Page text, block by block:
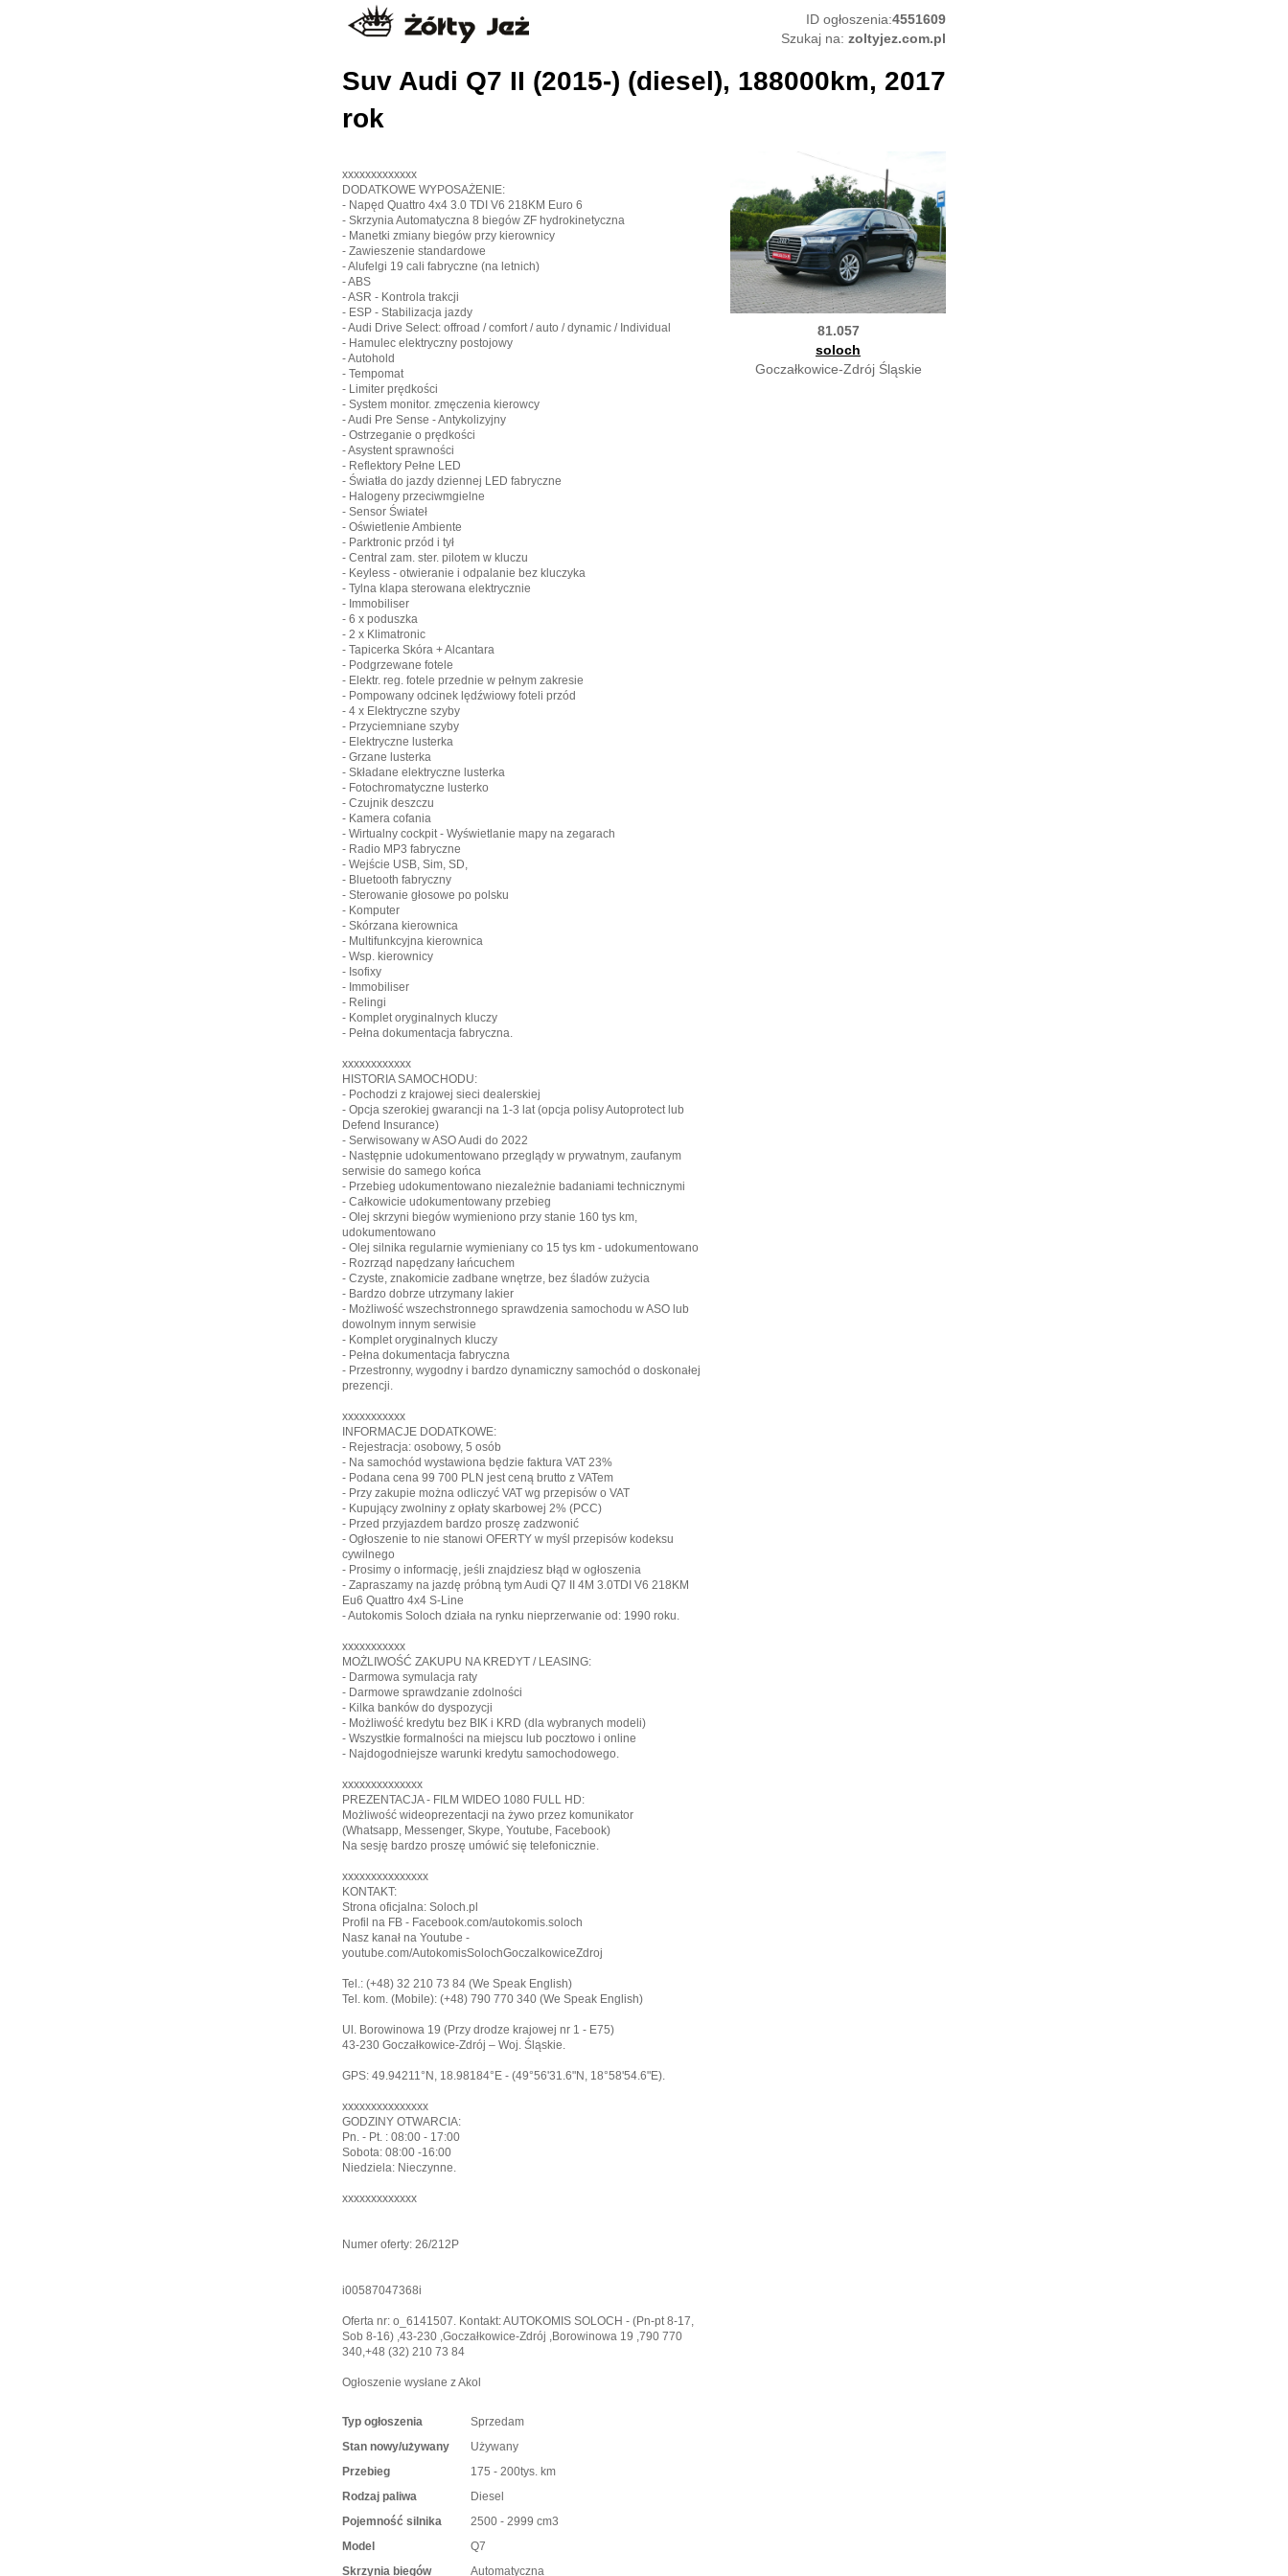
ID ogłoszenia:4551609
Szukaj na: zoltyjez.com.pl
Suv Audi Q7 II (2015-) (diesel), 188000km, 2017
rok
81.057
soloch
Goczałkowice-Zdrój Śląskie
xxxxxxxxxxxxx
DODATKOWE WYPOSAŻENIE:
- Napęd Quattro 4x4 3.0 TDI V6 218KM Euro 6
- Skrzynia Automatyczna 8 biegów ZF hydrokinetyczna
- Manetki zmiany biegów przy kierownicy
- Zawieszenie standardowe
- Alufelgi 19 cali fabryczne (na letnich)
- ABS
- ASR - Kontrola trakcji
- ESP - Stabilizacja jazdy
- Audi Drive Select: offroad / comfort / auto / dynamic / Individual
- Hamulec elektryczny postojowy
- Autohold
- Tempomat
- Limiter prędkości
- System monitor. zmęczenia kierowcy
- Audi Pre Sense - Antykolizyjny
- Ostrzeganie o prędkości
- Asystent sprawności
- Reflektory Pełne LED
- Światła do jazdy dziennej LED fabryczne
- Halogeny przeciwmgielne
- Sensor Świateł
- Oświetlenie Ambiente
- Parktronic przód i tył
- Central zam. ster. pilotem w kluczu
- Keyless - otwieranie i odpalanie bez kluczyka
- Tylna klapa sterowana elektrycznie
- Immobiliser
- 6 x poduszka
- 2 x Klimatronic
- Tapicerka Skóra + Alcantara
- Podgrzewane fotele
- Elektr. reg. fotele przednie w pełnym zakresie
- Pompowany odcinek lędźwiowy foteli przód
- 4 x Elektryczne szyby
- Przyciemniane szyby
- Elektryczne lusterka
- Grzane lusterka
- Składane elektryczne lusterka
- Fotochromatyczne lusterko
- Czujnik deszczu
- Kamera cofania
- Wirtualny cockpit - Wyświetlanie mapy na zegarach
- Radio MP3 fabryczne
- Wejście USB, Sim, SD,
- Bluetooth fabryczny
- Sterowanie głosowe po polsku
- Komputer
- Skórzana kierownica
- Multifunkcyjna kierownica
- Wsp. kierownicy
- Isofixy
- Immobiliser
- Relingi
- Komplet oryginalnych kluczy
- Pełna dokumentacja fabryczna.
xxxxxxxxxxxx
HISTORIA SAMOCHODU:
- Pochodzi z krajowej sieci dealerskiej
- Opcja szerokiej gwarancji na 1-3 lat (opcja polisy Autoprotect lub
Defend Insurance)
- Serwisowany w ASO Audi do 2022
- Następnie udokumentowano przeglądy w prywatnym, zaufanym
serwisie do samego końca
- Przebieg udokumentowano niezależnie badaniami technicznymi
- Całkowicie udokumentowany przebieg
- Olej skrzyni biegów wymieniono przy stanie 160 tys km,
udokumentowano
- Olej silnika regularnie wymieniany co 15 tys km - udokumentowano
- Rozrząd napędzany łańcuchem
- Czyste, znakomicie zadbane wnętrze, bez śladów zużycia
- Bardzo dobrze utrzymany lakier
- Możliwość wszechstronnego sprawdzenia samochodu w ASO lub
dowolnym innym serwisie
- Komplet oryginalnych kluczy
- Pełna dokumentacja fabryczna
- Przestronny, wygodny i bardzo dynamiczny samochód o doskonałej
prezencji.
xxxxxxxxxxx
INFORMACJE DODATKOWE:
- Rejestracja: osobowy, 5 osób
- Na samochód wystawiona będzie faktura VAT 23%
- Podana cena 99 700 PLN jest ceną brutto z VATem
- Przy zakupie można odliczyć VAT wg przepisów o VAT
- Kupujący zwolniny z opłaty skarbowej 2% (PCC)
- Przed przyjazdem bardzo proszę zadzwonić
- Ogłoszenie to nie stanowi OFERTY w myśl przepisów kodeksu
cywilnego
- Prosimy o informację, jeśli znajdziesz błąd w ogłoszenia
- Zapraszamy na jazdę próbną tym Audi Q7 II 4M 3.0TDI V6 218KM
Eu6 Quattro 4x4 S-Line
- Autokomis Soloch działa na rynku nieprzerwanie od: 1990 roku.
xxxxxxxxxxx
MOŻLIWOŚĆ ZAKUPU NA KREDYT / LEASING:
- Darmowa symulacja raty
- Darmowe sprawdzanie zdolności
- Kilka banków do dyspozycji
- Możliwość kredytu bez BIK i KRD (dla wybranych modeli)
- Wszystkie formalności na miejscu lub pocztowo i online
- Najdogodniejsze warunki kredytu samochodowego.
xxxxxxxxxxxxxx
PREZENTACJA - FILM WIDEO 1080 FULL HD:
Możliwość wideoprezentacji na żywo przez komunikator
(Whatsapp, Messenger, Skype, Youtube, Facebook)
Na sesję bardzo proszę umówić się telefonicznie.
xxxxxxxxxxxxxxx
KONTAKT:
Strona oficjalna: Soloch.pl
Profil na FB - Facebook.com/autokomis.soloch
Nasz kanał na Youtube -
youtube.com/AutokomisSolochGoczalkowiceZdroj
Tel.: (+48) 32 210 73 84 (We Speak English)
Tel. kom. (Mobile): (+48) 790 770 340 (We Speak English)
Ul. Borowinowa 19 (Przy drodze krajowej nr 1 - E75)
43-230 Goczałkowice-Zdrój – Woj. Śląskie.
GPS: 49.94211°N, 18.98184°E - (49°56'31.6"N, 18°58'54.6"E).
xxxxxxxxxxxxxxx
GODZINY OTWARCIA:
Pn. - Pt. : 08:00 - 17:00
Sobota: 08:00 -16:00
Niedziela: Nieczynne.
xxxxxxxxxxxxx
Numer oferty: 26/212P
i00587047368i
Oferta nr: o_6141507. Kontakt: AUTOKOMIS SOLOCH - (Pn-pt 8-17,
Sob 8-16) ,43-230 ,Goczałkowice-Zdrój ,Borowinowa 19 ,790 770
340,+48 (32) 210 73 84
Ogłoszenie wysłane z Akol
Typ ogłoszenia
Stan nowy/używany
Przebieg
Rodzaj paliwa
Pojemność silnika
Model
Skrzynia biegów
Sprzedam
Używany
175 - 200tys. km
Diesel
2500 - 2999 cm3
Q7
Automatyczna